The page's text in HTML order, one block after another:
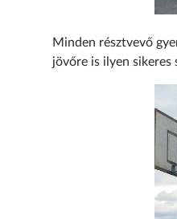
Minden résztvevő
jövőre is ilyen sikeres